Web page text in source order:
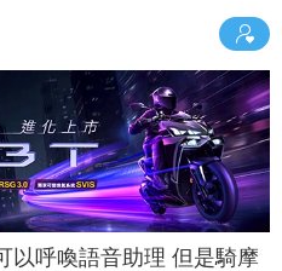
以呼喚語音助理 但是騎摩